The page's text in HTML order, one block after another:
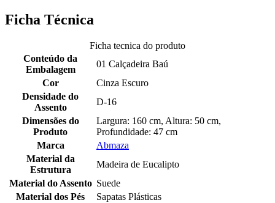
Ficha Técnica
Ficha tecnica do produto
Conteúdo da
Embalagem
01 Calçadeira Baú
Cor
Cinza Escuro
Densidade do
Assento
D-16
Dimensões do
Produto
Largura: 160 cm, Altura: 50 cm,
Profundidade: 47 cm
Marca
Abmaza
Material da
Estrutura
Madeira de Eucalipto
Material do Assento Suede
Material dos Pés
Sapatas Plásticas